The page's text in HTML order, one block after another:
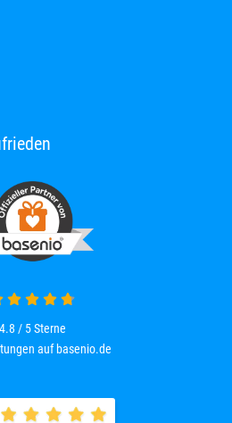
4.8 von 5
4.8 / 5Sterne
auf basenio.de